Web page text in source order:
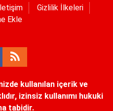
Gizlilik İlkeleri
Ekle
kullanılan içerik ve
izinsiz kullanımı hukuki
tabidir.